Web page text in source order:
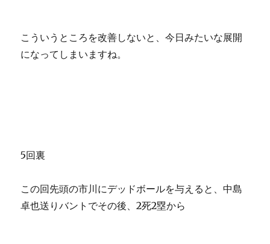
こういうところを改善しないと、今日みたいな展開
になってしまいますね。
5回裏
この回先頭の市川にデッドボールを与えると、中島
卓也送りバントでその後、2死2塁から